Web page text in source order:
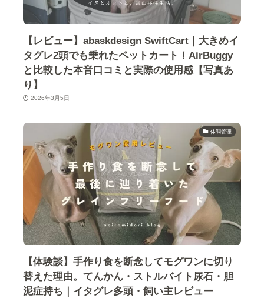
【レビュー】abaskdesign SwiftCart｜大きめイ
タグレ2頭でも乗れたペットカート！AirBuggy
と比較した本音口コミと実際の使用感【写真あ
り】
2026年3月5日
体調管理
【体験談】手作り食を断念してモグワンに切り
替えた理由。てんかん・ストルバイト尿石・胆
泥症持ち｜イタグレ多頭・飼い主レビュー